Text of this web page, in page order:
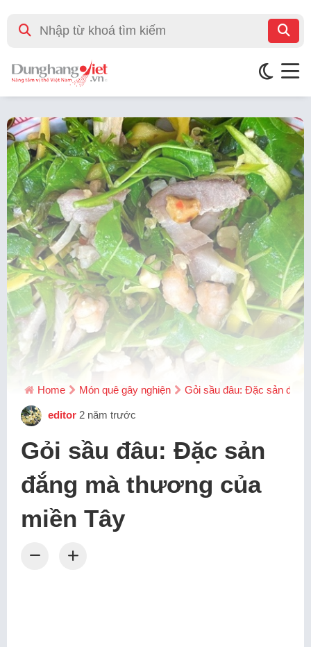
Home Món quê gây nghiện Gỏi sầu đâu: Đặc sản
editor 2 năm trước
Gỏi sầu đâu: Đặc sản
đắng mà thương của
miền Tây